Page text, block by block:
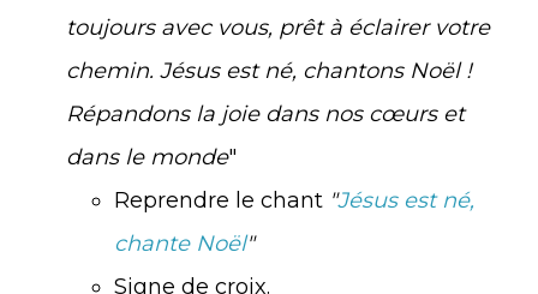
toujours avec vous, prêt à éclairer votre
chemin. Jésus est né, chantons Noël !
Répandons la joie dans nos cœurs et
dans le monde"
Reprendre le chant "Jésus est né,
chante Noël"
Signe de croix.